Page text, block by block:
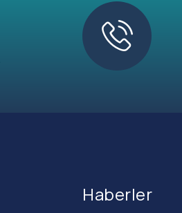
Haberler